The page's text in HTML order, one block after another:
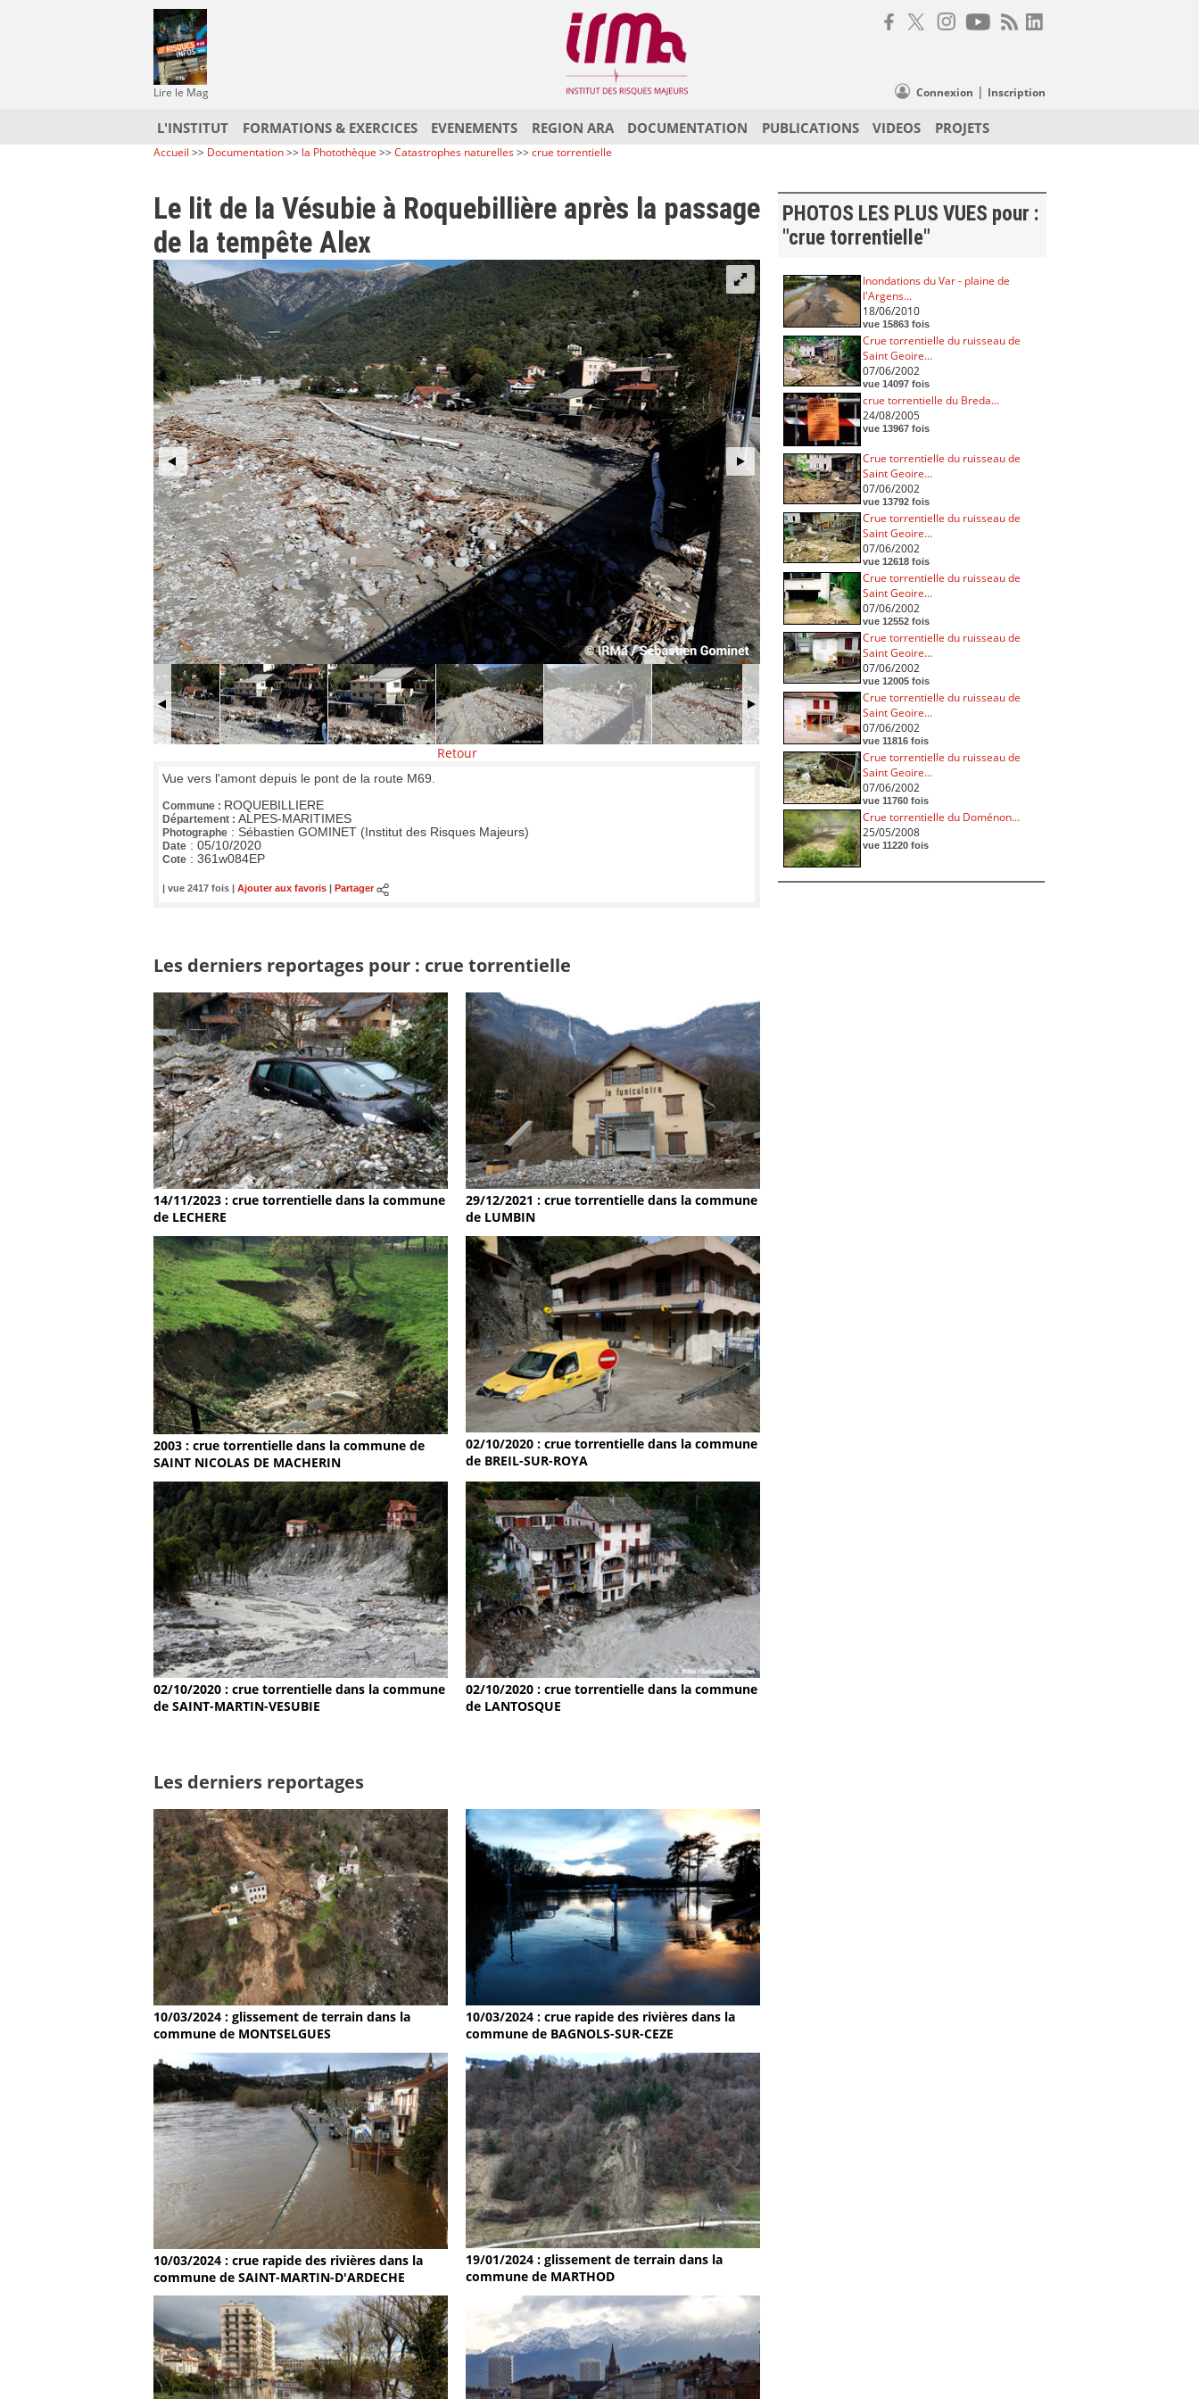
Lire le Mag Connexion | Inscription
L'INSTITUT FORMATIONS & EXERCICES EVENEMENTS REGION ARA DOCUMENTATION PUBLICATIONS VIDEOS PROJETS
Accueil >> Documentation>> la Photothèque >>Catastrophes naturelles>>crue torrentielle
Le lit de la Vésubie à Roquebillière après la passage
de la tempête Alex
Retour
Vue vers l'amont depuis le pont de la route M69.
Commune : ROQUEBILLIERE
Département : ALPES-MARITIMES
Photographe : Sébastien GOMINET (Institut des Risques Majeurs)
Date : 05/10/2020
Cote : 361w084EP
| vue 2417 fois | Ajouter aux favoris Partager
Les derniers reportages pour : crue torrentielle
14/11/2023 : crue torrentielle dans la commune
de LECHERE
29/12/2021 : crue torrentielle dans la commune
de LUMBIN
2003 : crue torrentielle dans la commune de
SAINT NICOLAS DE MACHERIN
02/10/2020 : crue torrentielle dans la commune
de BREIL-SUR-ROYA
02/10/2020 : crue torrentielle dans la commune
de SAINT-MARTIN-VESUBIE
02/10/2020 : crue torrentielle dans la commune
de LANTOSQUE
Les derniers reportages
10/03/2024 : glissement de terrain dans la
commune de MONTSELGUES
10/03/2024 : crue rapide des rivières dans la
commune de BAGNOLS-SUR-CEZE
10/03/2024 : crue rapide des rivières dans la
commune de SAINT-MARTIN-D'ARDECHE
19/01/2024 : glissement de terrain dans la
commune de MARTHOD
PHOTOS LES PLUS VUES pour :
"crue torrentielle"
Inondations du Var - plaine de
l'Argens...
18/06/2010
vue 15863 fois
Crue torrentielle du ruisseau de
Saint Geoire...
07/06/2002
vue 14097 fois
crue torrentielle du Breda...
24/08/2005
vue 13967 fois
Crue torrentielle du ruisseau de
Saint Geoire...
07/06/2002
vue 13792 fois
Crue torrentielle du ruisseau de
Saint Geoire...
07/06/2002
vue 12618 fois
Crue torrentielle du ruisseau de
Saint Geoire...
07/06/2002
vue 12552 fois
Crue torrentielle du ruisseau de
Saint Geoire...
07/06/2002
vue 12005 fois
Crue torrentielle du ruisseau de
Saint Geoire...
07/06/2002
vue 11816 fois
Crue torrentielle du ruisseau de
Saint Geoire...
07/06/2002
vue 11760 fois
Crue torrentielle du Doménon...
25/05/2008
vue 11220 fois